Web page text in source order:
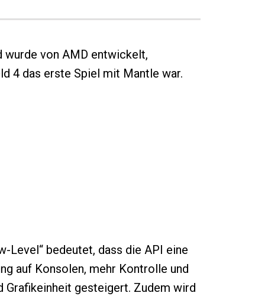
wurde von AMD entwickelt,
4 das erste Spiel mit Mantle war.
Level“ bedeutet, dass die API eine
auf Konsolen, mehr Kontrolle und
Grafikeinheit gesteigert. Zudem wird